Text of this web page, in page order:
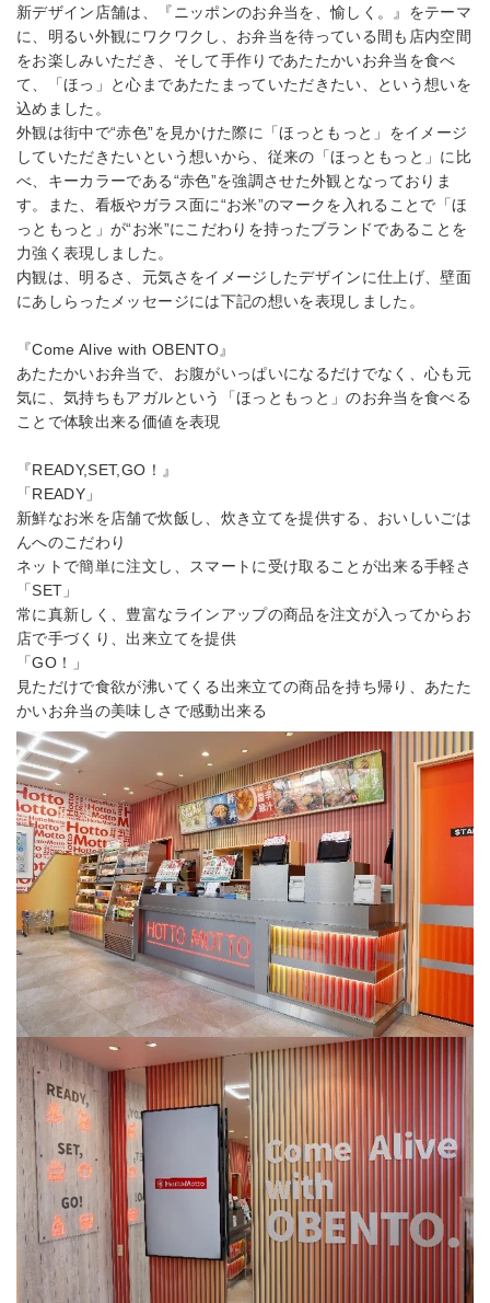
新デザイン店舗は、『ニッポンのお弁当を、愉しく。』をテーマ
に、明るい外観にワクワクし、お弁当を待っている間も店内空間
をお楽しみいただき、そして手作りであたたかいお弁当を食べ
て、「ほっ」と心まであたたまっていただきたい、という想いを
込めました。
外観は街中で“赤色”を見かけた際に「ほっともっと」をイメージ
していただきたいという想いから、従来の「ほっともっと」に比
べ、キーカラーである“赤色”を強調させた外観となっておりま
す。また、看板やガラス面に“お米”のマークを入れることで「ほ
っともっと」が“お米”にこだわりを持ったブランドであることを
力強く表現しました。
内観は、明るさ、元気さをイメージしたデザインに仕上げ、壁面
にあしらったメッセージには下記の想いを表現しました。
『Come Alive with OBENTO』
あたたかいお弁当で、お腹がいっぱいになるだけでなく、心も元
気に、気持ちもアガルという「ほっともっと」のお弁当を食べる
ことで体験出来る価値を表現
『READY,SET,GO！』
「READY」
新鮮なお米を店舗で炊飯し、炊き立てを提供する、おいしいごは
んへのこだわり
ネットで簡単に注文し、スマートに受け取ることが出来る手軽さ
「SET」
常に真新しく、豊富なラインアップの商品を注文が入ってからお
店で手づくり、出来立てを提供
「GO！」
見ただけで食欲が沸いてくる出来立ての商品を持ち帰り、あたた
かいお弁当の美味しさで感動出来る